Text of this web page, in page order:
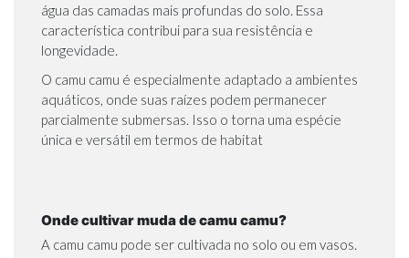
água das camadas mais profundas do solo. Essa
característica contribui para sua resistência e
longevidade.
O camu camu é especialmente adaptado a ambientes
aquáticos, onde suas raízes podem permanecer
parcialmente submersas. Isso o torna uma espécie
única e versátil em termos de habitat
Onde cultivar muda de camu camu?
A camu camu pode ser cultivada no solo ou em vasos.